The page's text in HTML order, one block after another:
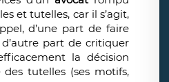
et tutelles, car il s’agit,
d’une part de faire
part de critiquer
la décision
tutelles (ses motifs,